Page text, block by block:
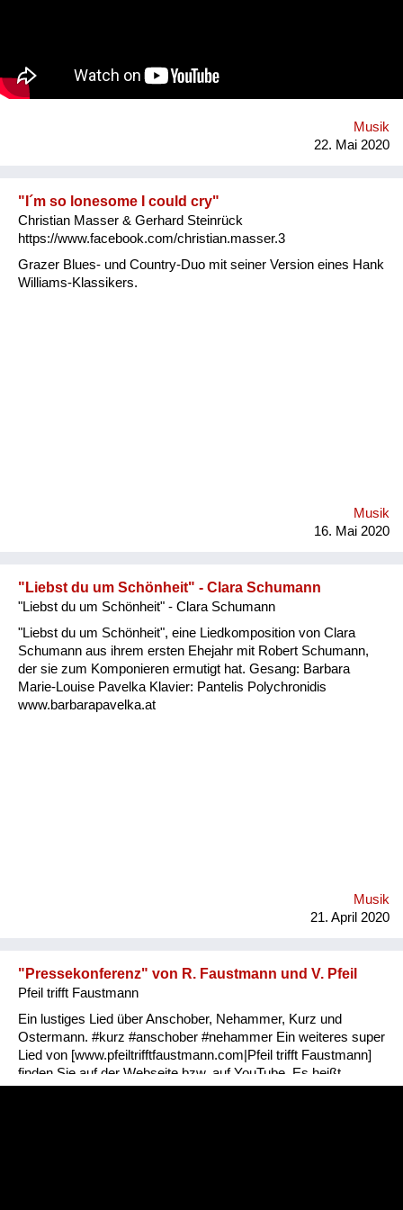
Musik
22. Mai 2020
"I´m so lonesome I could cry"
Christian Masser & Gerhard Steinrück
https://www.facebook.com/christian.masser.3
Grazer Blues- und Country-Duo mit seiner Version eines Hank
Williams-Klassikers.
Musik
16. Mai 2020
"Liebst du um Schönheit" - Clara Schumann
"Liebst du um Schönheit" - Clara Schumann
"Liebst du um Schönheit", eine Liedkomposition von Clara
Schumann aus ihrem ersten Ehejahr mit Robert Schumann,
der sie zum Komponieren ermutigt hat. Gesang: Barbara
Marie-Louise Pavelka Klavier: Pantelis Polychronidis
www.barbarapavelka.at
Musik
21. April 2020
"Pressekonferenz" von R. Faustmann und V. Pfeil
Pfeil trifft Faustmann
Ein lustiges Lied über Anschober, Nehammer, Kurz und
Ostermann. #kurz #anschober #nehammer Ein weiteres super
Lied von [www.pfeiltrifftfaustmann.com|Pfeil trifft Faustmann]
finden Sie auf der Webseite bzw. auf YouTube. Es heißt